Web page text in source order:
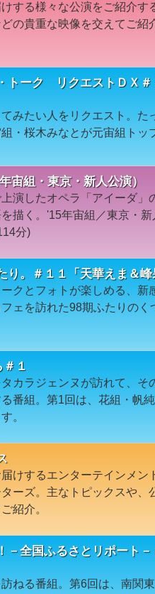
する様々な公演をご紹介す
の貴重な映像を交えてご紹
トーク リクエストＤＸ＃
みたい人をリクエスト。た
・桜木みなとが元宙組トッ
宙組・東京・新人公演）
演したオペラ「アイーダ」
描く。'15年宙組／東京・
分)
り。＃１１「天華えま＆峰
クとフォトが楽しめる、新
ェを訪れた98期ふたりのく
＃１
カラジェンヌが訪れて、そ
番組。第1回は、花組・帆
。
けするエンターテインメン
ーズ。主なトピックスや、
紹介。
－全国ふるさとリポート
ねる番組。第6回は、南関